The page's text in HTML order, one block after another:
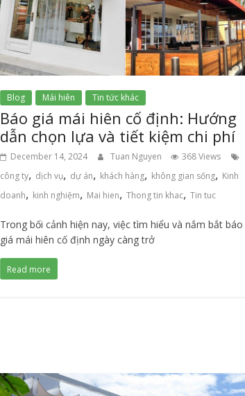
Blog Mái hiên Tin tức khác
Báo giá mái hiên cố định: Hướng
dẫn chọn lựa và tiết kiệm chi phí
December 14, 2024 Tuan Nguyen
368 Views
công ty, dịch vụ, dự án, khách hàng, không gian sống, Kinh
doanh, kinh nghiệm, Mai hien,Thong tin khac,Tin tuc
Trong bối cảnh hiện nay, việc tìm hiểu và nắm bắt báo
giá mái hiên cố định ngày càng trở
Read more